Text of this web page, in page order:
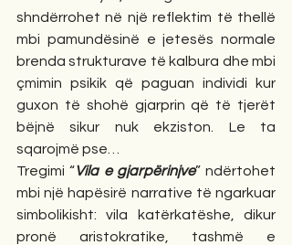
shndërrohet në një reflektim të thellë
mbi pamundësinë e jetesës normale
brenda strukturave të kalbura dhe mbi
çmimin psikik që paguan individi kur
guxon të shohë gjarprin që të tjerët
bëjnë sikur nuk ekziston. Le ta
sqarojmë pse…
Tregimi “Vila e gjarpërinjve” ndërtohet
mbi një hapësirë narrative të ngarkuar
simbolikisht: vila katërkatëshe, dikur
pronë aristokratike, tashmë e